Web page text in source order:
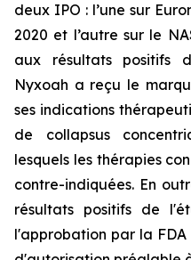
deux IPO : l’une sur
2020 et l’autre sur le
aux résultats positifs
Nyxoah a reçu le
ses indications
de collapsus
lesquels les thérapies
contre-indiquées. En
résultats positifs de
l'approbation par la